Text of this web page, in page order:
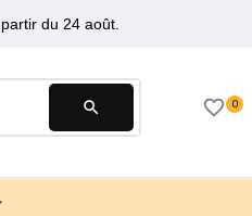
du 24 août.
favorite_border 0
search